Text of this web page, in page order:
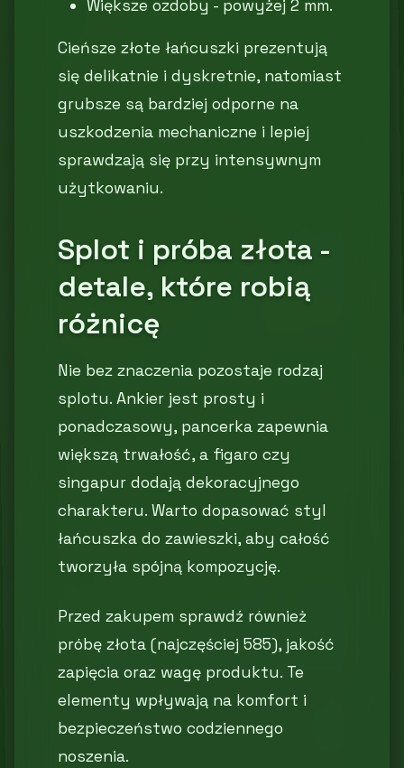
Większe ozdoby - powyżej 2 mm.
Cieńsze złote łańcuszki prezentują
się delikatnie i dyskretnie, natomiast
grubsze są bardziej odporne na
uszkodzenia mechaniczne i lepiej
sprawdzają się przy intensywnym
użytkowaniu.
Splot i próba złota -
detale, które robią
różnicę
Nie bez znaczenia pozostaje rodzaj
splotu. Ankier jest prosty i
ponadczasowy, pancerka zapewnia
większą trwałość, a figaro czy
singapur dodają dekoracyjnego
charakteru. Warto dopasować styl
łańcuszka do zawieszki, aby całość
tworzyła spójną kompozycję.
Przed zakupem sprawdź również
próbę złota (najczęściej 585), jakość
zapięcia oraz wagę produktu. Te
elementy wpływają na komfort i
bezpieczeństwo codziennego
noszenia.